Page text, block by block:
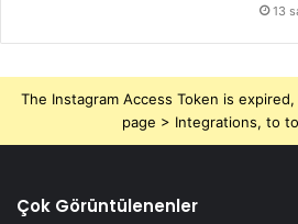
13
The Instagram Access Token is
page > Integrations, to
Çok Görüntülenenler